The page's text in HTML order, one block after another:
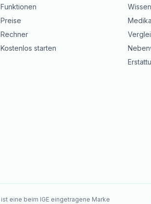
Funktionen
Preise
Rechner
Kostenlos starten
ist eine beim IGE eingetragene Marke